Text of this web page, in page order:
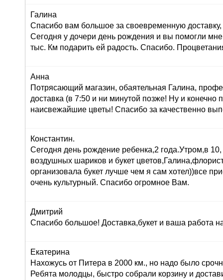
Галина
Спасибо вам большое за своевременную доставку,
Сегодня у дочери день рождения и вы помогли
тыс. Км подарить ей радость. Спасибо.
Анна
Потрясающий магазин, обаятельная Галина,
доставка (в 7:50 и ни минутой позже! Ну и конечно
наисвежайшие цветы! Спасибо за качественно
Константин.
Сегодня день рождение ребенка,2 года.Утром,в 10,
воздушных шариков и букет
организовала букет лучше чем я сам хотел))все
очень культурный. Спасибо огромное Вам.
Дмитрий
Спасибо большое! Доставка,букет и ваша работа
Екатерина
Нахожусь от Питера в 2000 км., но надо было
Ребята молодцы, быстро собрали корзину и